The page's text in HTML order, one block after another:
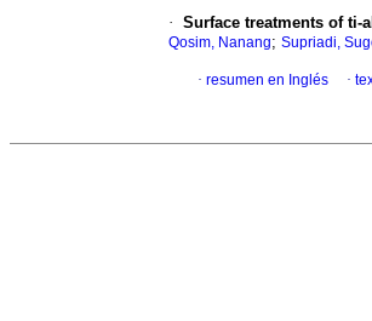
· Surface treatments of ti-
Qosim, Nanang; Supriadi,
· resumen en Inglés ·